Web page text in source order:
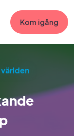
Kom igång